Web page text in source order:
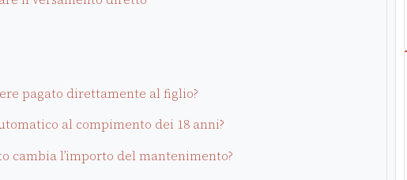
pagato direttamente al figlio?
al compimento dei 18 anni?
cambia l’importo del mantenimento?